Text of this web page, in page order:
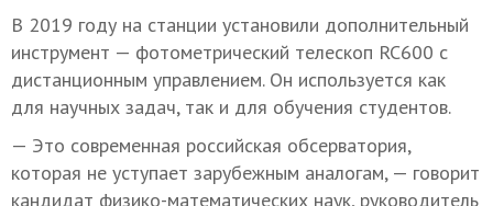
В 2019 году на станции установили дополнительный
инструмент — фотометрический телескоп RC600 с
дистанционным управлением. Он используется как
для научных задач, так и для обучения студентов.
— Это современная российская обсерватория,
которая не уступает зарубежным аналогам, — говорит
кандидат физико-математических наук, руководитель